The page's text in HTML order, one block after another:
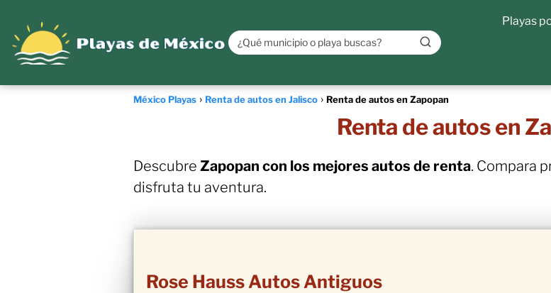
Playas
México Playas Renta de autos en Jalisco Renta de autos en Zapopan
Renta de autos en
Descubre Zapopan con los mejores autos de renta. Compara
disfruta tu aventura.
Rose Hauss Autos Antiguos